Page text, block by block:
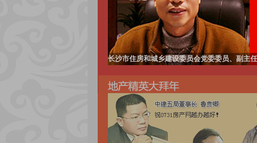
长沙市住房和城乡建设委员会党委委员、副主